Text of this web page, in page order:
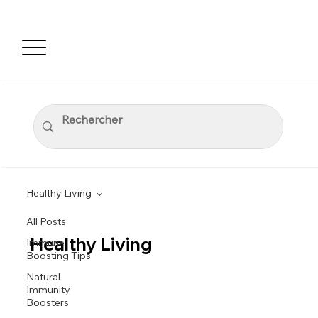
All Posts
Immune
Boosting Tips
Natural
Immunity
Boosters
Healthy Living
Healthy Living